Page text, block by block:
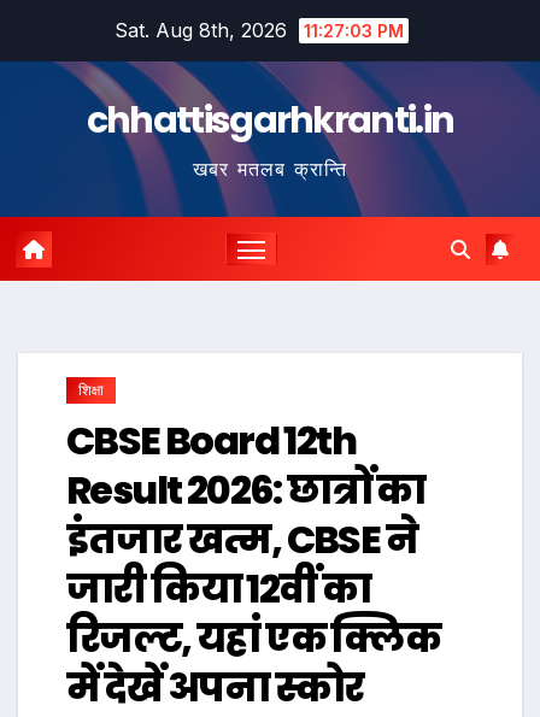
Sat. Aug 8th, 2026 11:27:04 PM
chhattisgarhkranti.in
खबर मतलब क्रान्ति
शिक्षा
CBSE Board 12th
Result 2026: छात्रों का
इंतजार खत्म, CBSE ने
जारी किया 12वीं का
रिजल्ट, यहां एक क्लिक
में देखें अपना स्कोर